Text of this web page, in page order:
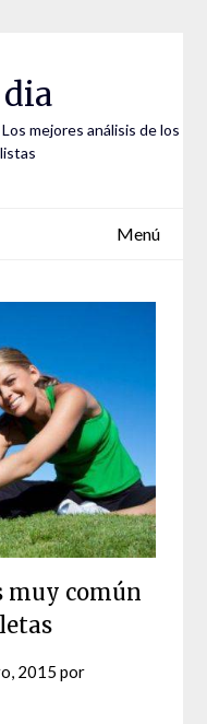
mejores análisis de los
Menú
muy común
2015 por